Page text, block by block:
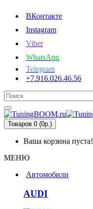
ВКонтакте
Instagram
Viber
WhatsApp
Telegram
+7.916.026.46.56
Товаров 0 (0р.)
Ваша корзина пуста!
МЕНЮ
Автомобили
AUDI